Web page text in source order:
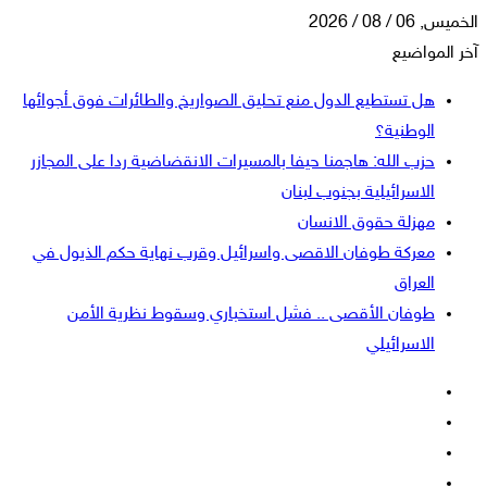
الخميس, 06 / 08 / 2026
آخر المواضيع
هل تستطيع الدول منع تحليق الصواريخ والطائرات فوق أجوائها
الوطنية؟
حزب الله: هاجمنا حيفا بالمسيرات الانقضاضية ردا على المجازر
الاسرائيلية بجنوب لبنان
مهزلة حقوق الانسان
معركة طوفان الاقصى واسرائيل وقرب نهاية حكم الذيول في
العراق
طوفان الأقصى .. فشل استخباري وسقوط نظرية الأمن
الاسرائيلي